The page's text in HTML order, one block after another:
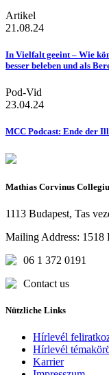
Artikel
21.08.24
In Vielfalt geeint – Wie
besser beleben und als
Pod-Vid
23.04.24
MCC Podcast: Ende der
Mathias Corvinus
1113 Budapest, Tas
Mailing Address: 1518
06 1 372 0191
Contact us
Nützliche Links
Hírlevél
Hírlevél
Karrier